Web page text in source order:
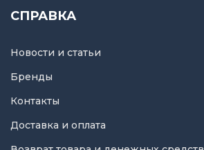
СПРАВКА
Новости и статьи
Бренды
Контакты
Доставка и оплата